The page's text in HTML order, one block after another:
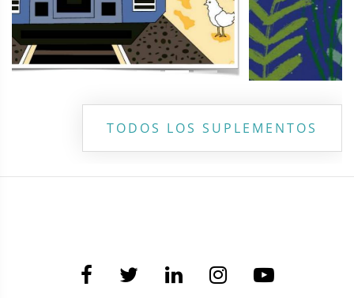
TODOS LOS SUPLEMENTOS